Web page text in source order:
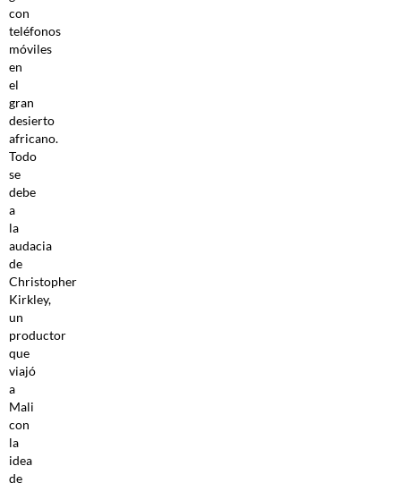
con
teléfonos
móviles
en
el
gran
desierto
africano.
Todo
se
debe
a
la
audacia
de
Christopher
Kirkley,
un
productor
que
viajó
a
Mali
con
la
idea
de